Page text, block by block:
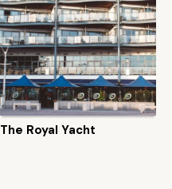
The Royal Yacht